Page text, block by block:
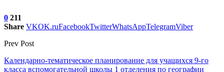
0 211
Share VKOK.ruFacebookTwitterWhatsAppTelegramViber
Prev Post
Календарно-тематическое планирование для учащихся 9-го
класса вспомогательной школы 1 отделения по географии